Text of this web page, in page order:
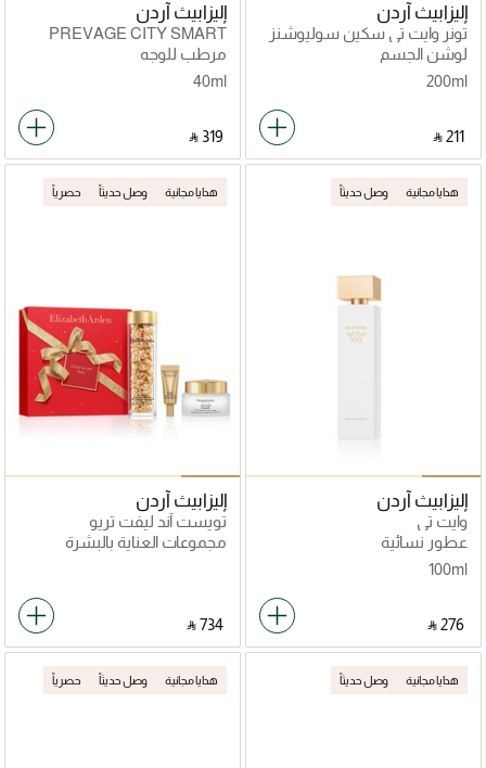
إليزابيث آردن
تونر وايت تي سكين سوليوشنز
لترطيب البشرة
لوشن الجسم
200ml
‎ ⃁ ⁦211⁩ ‎
إليزابيث آردن
PREVAGE CITY SMART
BROAD SPECTRUM SPF 50
HYDRATING SHIELD
مرطب للوجه
40ml
‎ ⃁ ⁦319⁩ ‎
هدايا مجانية وصل حديثاً
إليزابيث آردن
وايت تي
عطور نسائية
100ml
‎ ⃁ ⁦276⁩ ‎
هدايا مجانية وصل حديثاً حصرياً
إليزابيث آردن
تويست آند ليفت تريو
مجموعات العناية بالبشرة
‎ ⃁ ⁦734⁩ ‎
هدايا مجانية وصل حديثاً هدايا مجانية وصل حديثاً حصرياً